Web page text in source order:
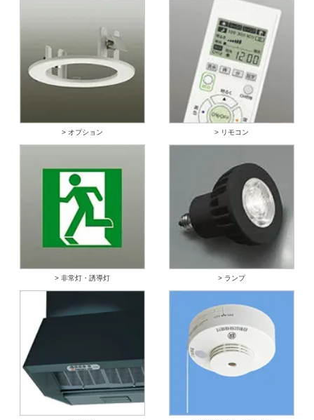
> オプション > リモコン
> 非常灯・誘導灯 > ランプ